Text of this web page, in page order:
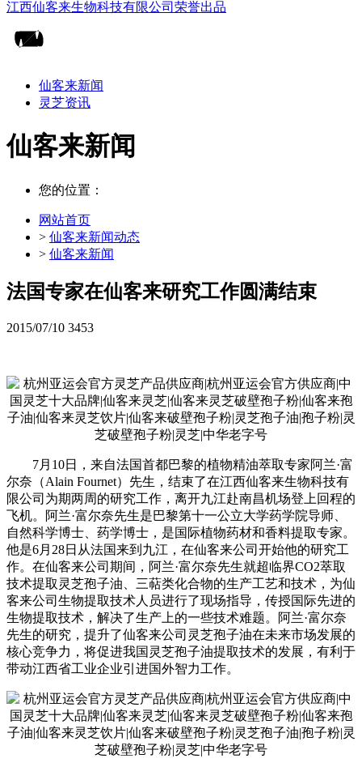
仙客来新闻
灵芝资讯
仙客来新闻
您的位置：
网站首页
> 仙客来新闻动态
> 仙客来新闻
法国专家在仙客来研究工作圆满结束
2015/07/10 3453
7月10日，来自法国首都巴黎的植物精油萃取专家阿兰·富
尔奈（Alain Fournet）先生，结束了在江西仙客来生物科技有
限公司为期两周的研究工作，离开九江赴南昌机场登上回程的
飞机。阿兰·富尔奈先生是巴黎第十一公立大学药学院导师、
自然科学博士、药学博士，是国际植物药材和香料提取专家。
他是6月28日从法国来到九江，在仙客来公司开始他的研究工
作。在仙客来公司期间，阿兰·富尔奈先生就超临界CO2萃取
技术提取灵芝孢子油、三萜类化合物的生产工艺和技术，为仙
客来公司生物提取技术人员进行了现场指导，传授国际先进的
生物提取技术，解决了生产上的一些技术难题。阿兰·富尔奈
先生的研究，提升了仙客来公司灵芝孢子油在未来市场发展的
核心竞争力，将促进我国灵芝孢子油提取技术的发展，有利于
带动江西省工业企业引进国外智力工作。